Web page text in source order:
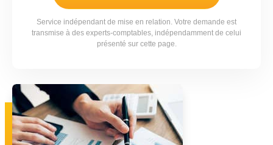
Service indépendant de mise en relation. Votre demande est
transmise à des experts-comptables, indépendamment de celui
présenté sur cette page.